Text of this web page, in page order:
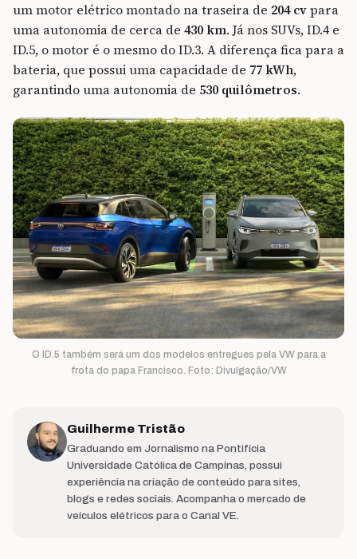
um motor elétrico montado na traseira de 204 cvpara
uma autonomia de cerca de 430 km. Já nos SUVs, ID.4 e
ID.5, o motor é o mesmo do ID.3. A diferença fica para a
bateria, que possui uma capacidade de 77 kWh,
garantindo uma autonomia de 530 quilômetros.
O ID.5 também será um dos modelos entregues pela VW para a
frota do papa Francisco. Foto: Divulgação/VW
Guilherme Tristão
Graduando em Jornalismo na Pontifícia
Universidade Católica de Campinas, possui
experiência na criação de conteúdo para sites,
blogs e redes sociais. Acompanha o mercado de
veículos elétricos para o Canal VE.